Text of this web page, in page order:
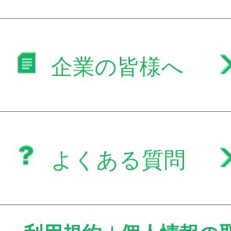
企業の皆様へ
よくある質問